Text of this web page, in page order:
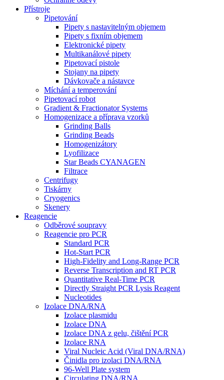
Přístroje
Pipetování
Pipety s nastavitelným objemem
Pipety s fixním objemem
Elektronické pipety
Multikanálové pipety
Pipetovací pistole
Stojany na pipety
Dávkovače a nástavce
Míchání a temperování
Pipetovací robot
Gradient & Fractionator Systems
Homogenizace a příprava vzorků
Grinding Balls
Grinding Beads
Homogenizátory
Lyofilizace
Star Beads CYANAGEN
Filtrace
Centrifugy
Tiskárny
Cryogenics
Skenery
Reagencie
Odběrové soupravy
Reagencie pro PCR
Standard PCR
Hot-Start PCR
High-Fidelity and Long-Range PCR
Reverse Transcription and RT PCR
Quantitative Real-Time PCR
Directly Straight PCR Lysis Reagent
Nucleotides
Izolace DNA/RNA
Izolace plasmidu
Izolace DNA
Izolace DNA z gelu, čištění PCR
Izolace RNA
Viral Nucleic Acid (Viral DNA/RNA)
Činidla pro izolaci DNA/RNA
96-Well Plate system
Circulating DNA/RNA